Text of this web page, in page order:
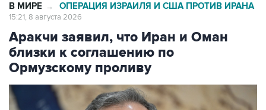
В МИРЕ → ОПЕРАЦИЯ ИЗРАИЛЯ И США ПРОТИВ ИРАНА
15:21, 8 августа 2026
Аракчи заявил, что Иран и Оман
близки к соглашению по
Ормузскому проливу